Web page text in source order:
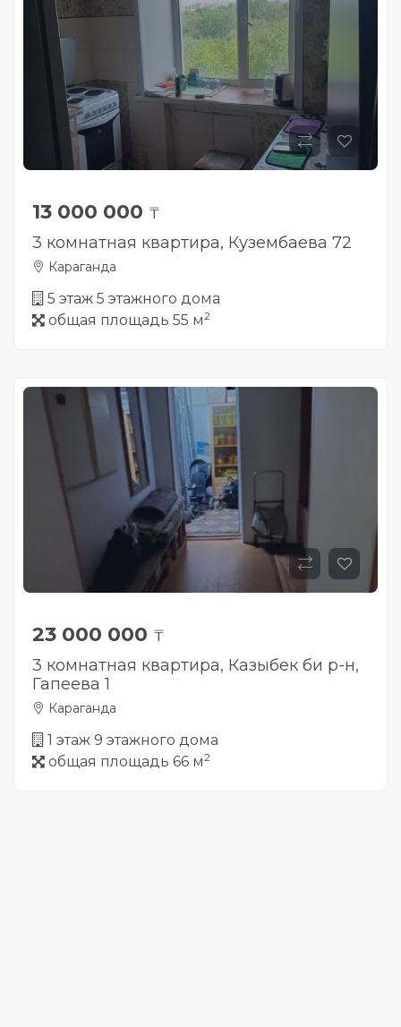
13 000 000 ₸
3 комнатная квартира, Кузембаева 72
Караганда
5 этаж 5 этажного дома
общая площадь 55 м2
23 000 000 ₸
3 комнатная квартира, Казыбек би р-н,
Гапеева 1
Караганда
1 этаж 9 этажного дома
общая площадь 66 м2